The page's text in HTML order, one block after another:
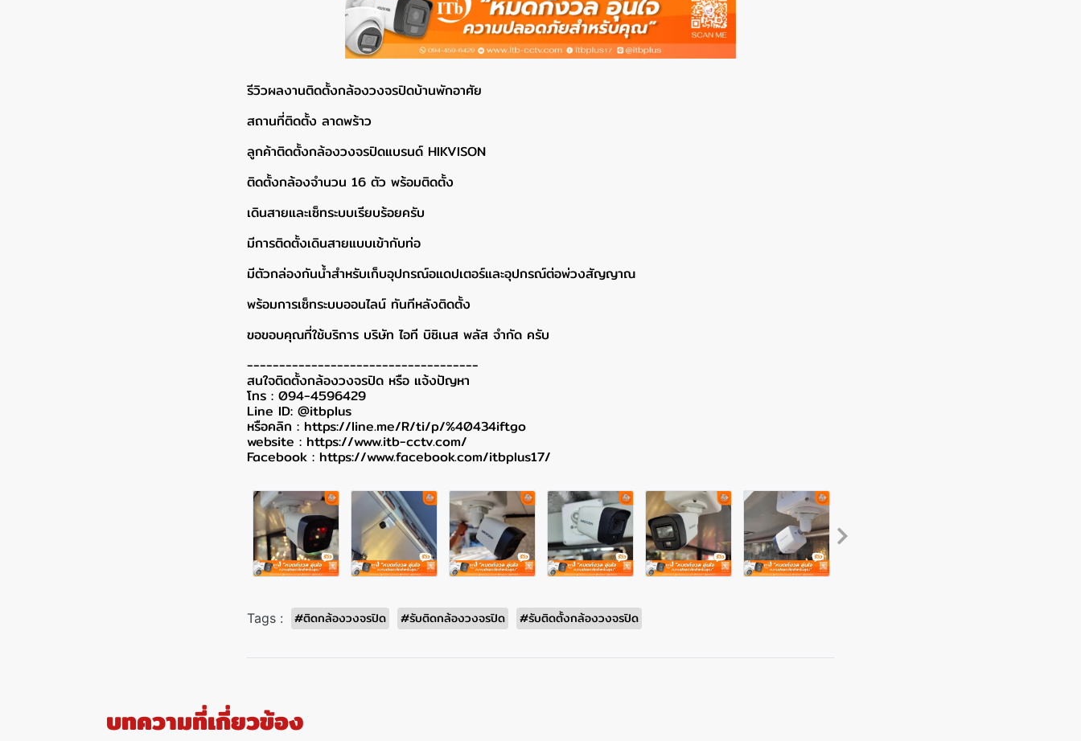
รีวิวผลงานติดตั้งกล้องวงจรปิดบ้านพักอาศัย
สถานที่ติดตั้ง ลาดพร้าว
ลูกค้าติดตั้งกล้องวงจรปิดแบรนด์ HIKVISON
ติดตั้งกล้องจำนวน 16 ตัว พร้อมติดตั้ง
เดินสายและเซ็ทระบบเรียบร้อยครับ
มีการติดตั้งเดินสายแบบเข้ากับท่อ
มีตัวกล่องกันน้ำสำหรับเก็บอุปกรณ์อแดปเตอร์และอุปกรณ์ต่อพ่วงสัญญาณ
พร้อมการเซ็ทระบบออนไลน์ ทันทีหลังติดตั้ง
ขอขอบคุณที่ใช้บริการ บริษัท ไอที บิซิเนส พลัส จำกัด ครับ
------------------------------------
สนใจติดตั้งกล้องวงจรปิด หรือ แจ้งปัญหา
โทร : 094-4596429
Line ID: @itbplus
หรือคลิก : https://line.me/R/ti/p/%40434iftgo
website : https://www.itb-cctv.com/
Facebook : https://www.facebook.com/itbplus17/
Tags : #ติดกล้องวงจรปิด #รับติดกล้องวงจรปิด #รับติดตั้งกล้องวงจรปิด
บทความที่เกี่ยวข้อง